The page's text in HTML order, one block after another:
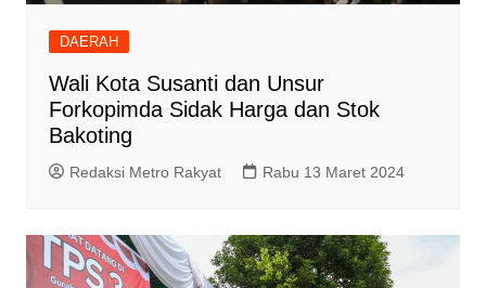
DAERAH
Wali Kota Susanti dan Unsur
Forkopimda Sidak Harga dan Stok
Bakoting
Redaksi Metro Rakyat Rabu 13 Maret 2024